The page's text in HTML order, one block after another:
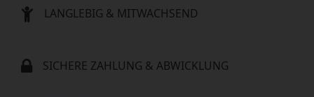
LANGLEBIG & MITWACHSEND
SICHERE ZAHLUNG & ABWICKLUNG